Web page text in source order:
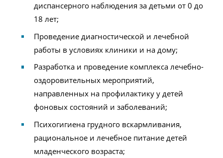
диспансерного наблюдения за детьми от 0 до
18 лет;
Проведение диагностической и лечебной
работы в условиях клиники и на дому;
Разработка и проведение комплекса лечебно-
оздоровительных мероприятий,
направленных на профилактику у детей
фоновых состояний и заболеваний;
Психогигиена грудного вскармливания,
рациональное и лечебное питание детей
младенческого возраста;